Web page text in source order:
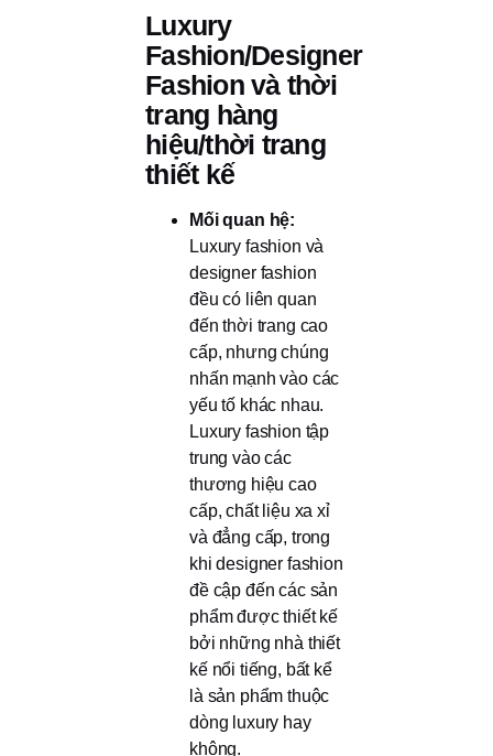
Luxury
Fashion/Designer
Fashion và thời
trang hàng
hiệu/thời trang
thiết kế
Mối quan hệ:
Luxury fashion và
designer fashion
đều có liên quan
đến thời trang cao
cấp, nhưng chúng
nhấn mạnh vào các
yếu tố khác nhau.
Luxury fashion tập
trung vào các
thương hiệu cao
cấp, chất liệu xa xỉ
và đẳng cấp, trong
khi designer fashion
đề cập đến các sản
phẩm được thiết kế
bởi những nhà thiết
kế nổi tiếng, bất kể
là sản phẩm thuộc
dòng luxury hay
không.